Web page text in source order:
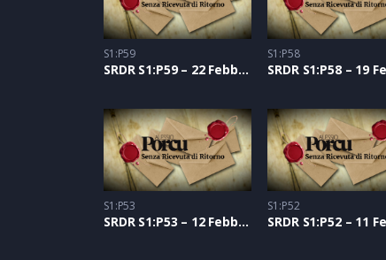
S1:P59
SRDR S1:P59 – 22 Febbraio 2021
S1:P58
S1:P53
SRDR S1:P53 – 12 Febbraio 2021
S1:P52